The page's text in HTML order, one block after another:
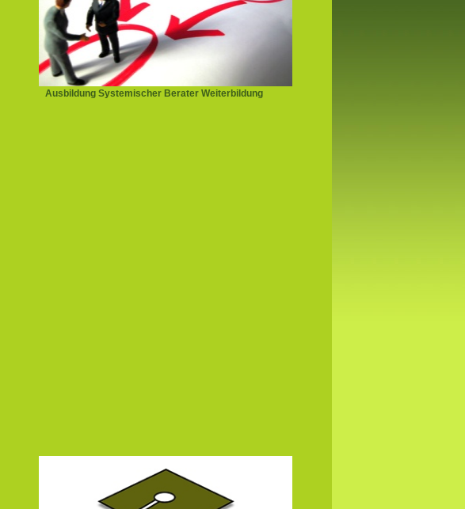
Ausbildung Systemischer Berater Weiterbildung